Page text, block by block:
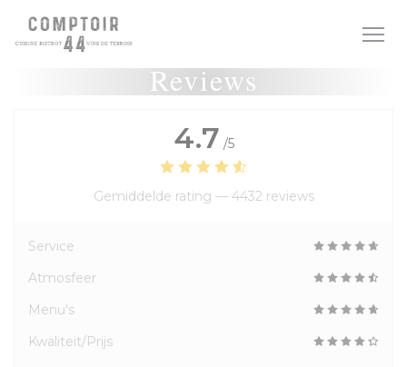
Cookies beheer paneel
Reviews
4.7 /5
Gemiddelde rating — 4432 reviews
Service
Atmosfeer
Menu's
Kwaliteit/Prijs